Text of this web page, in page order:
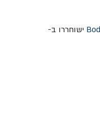
ישוחררו ב-